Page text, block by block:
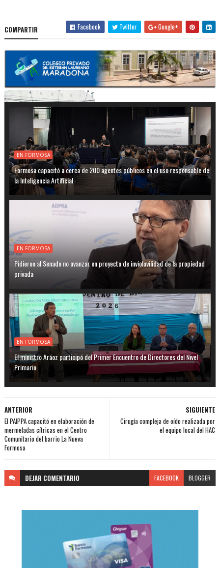
COMPARTIR Facebook Twitter Google+
EN FORMOSA
Formosa capacitó a cerca de 200 agentes públicos en el uso responsable de
la Inteligencia Artificial
EN FORMOSA
Pidieron al Senado no avanzar en proyecto de inviolavilidad de la propiedad
privada
EN FORMOSA
El ministro Aráoz participó del Primer Encuentro de Directores del Nivel
Primario
SIGUIENTE
Cirugía compleja de oído realizada por
el equipo local del HAC
ANTERIOR
El PAIPPA capacitó en elaboración de
mermeladas cítricas en el Centro
Comunitario del barrio La Nueva
Formosa
DEJAR COMENTARIO FACEBOOK BLOGGER